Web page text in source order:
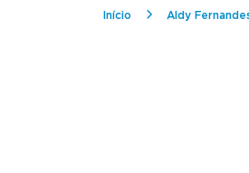
Trilha de
Início Aldy